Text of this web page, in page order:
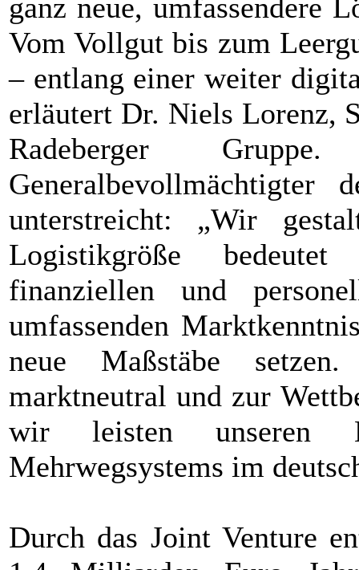
ganz neue, umfassendere
Vom Vollgut bis zum
– entlang einer weiter
erläutert Dr. Niels Lorenz,
Radeberger
unterstreicht: „Wir
Logistikgröße
finanziellen und
umfassenden
neue Maßstäbe
marktneutral und zur
wir leisten unseren
Mehrwegsystems im
Durch das Joint Venture